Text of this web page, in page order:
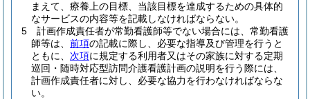
まえて、療養上の目標、当該目標を達成するための具体的
なサービスの内容等を記載しなければならない。
5
計画作成責任者が常勤看護師等でない場合には、常勤看護
師等は、 前項の記載に際し、必要な指導及び管理を行うと
ともに、 次項に規定する利用者又はその家族に対する定期
巡回・随時対応型訪問介護看護計画の説明を行う際には、
計画作成責任者に対し、必要な協力を行わなければならな
い。